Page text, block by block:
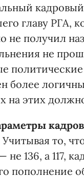
главу РГА,
не получил
не
более
на этих
то,
не 136, а 117,
пополнение